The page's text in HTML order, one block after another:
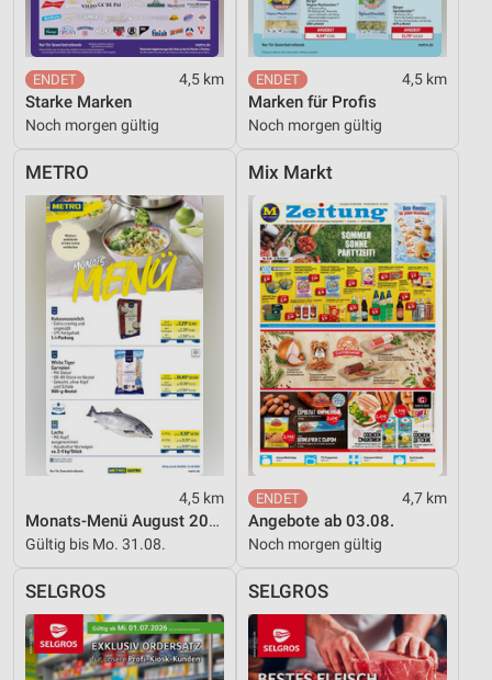
4,5 km
Starke Marken
Noch morgen gültig
4,5 km
Marken für Profis
Noch morgen gültig
METRO
4,5 km
Monats-Menü August 2026
Gültig bis Mo. 31.08.
Mix Markt
4,7 km
Angebote ab 03.08.
Noch morgen gültig
SELGROS SELGROS